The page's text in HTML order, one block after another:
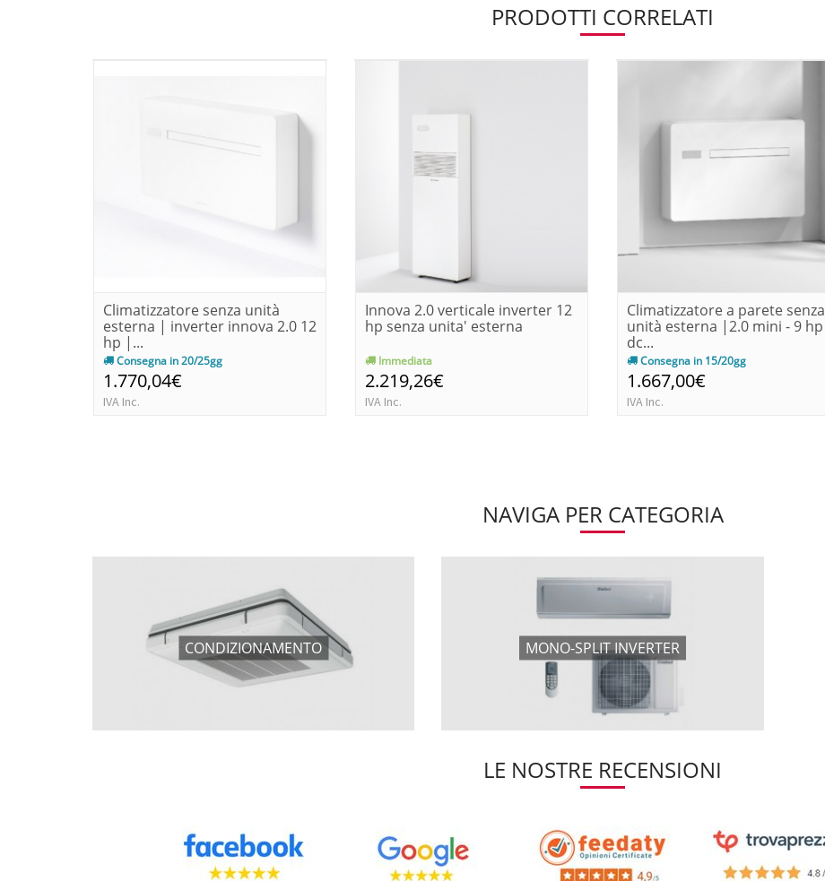
PRODOTTI CORRELATI
Climatizzatore senza unità
esterna | inverter innova 2.0 12
hp |...
Consegna in 20/25gg
1.770,04€
IVA Inc.
Innova 2.0 verticale inverter 12
hp senza unita' esterna
Immediata
2.219,26€
IVA Inc.
Climatizzatore a parete senza
unità esterna |2.0 mini - 9 hp
dc...
Consegna in 15/20gg
1.667,00€
IVA Inc.
NAVIGA PER CATEGORIA
CONDIZIONAMENTO MONO-SPLIT INVERTER
LE NOSTRE RECENSIONI